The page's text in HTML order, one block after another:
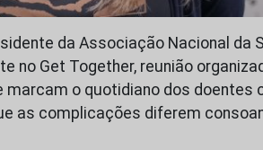
da Associação Nacional da
no Get Together, reunião
o quotidiano dos doentes
as complicações diferem